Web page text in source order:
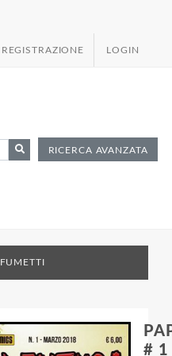
REGISTRAZIONE LOGIN
RICERCA AVANZATA
FUMETTI
# 1